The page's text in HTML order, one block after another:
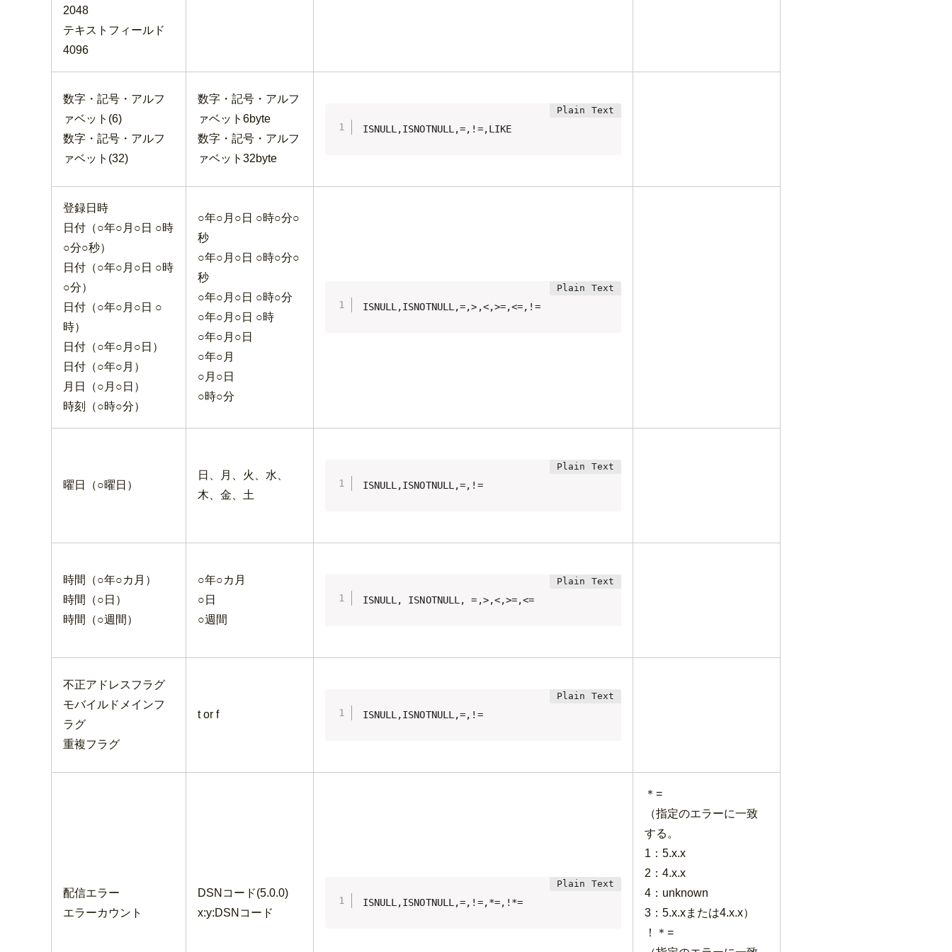
2048
テキストフィールド
4096
数字・記号・アルフ
ァベット(6)
数字・記号・アルフ
ァベット(32)
数字・記号・アルフ
ァベット6byte
数字・記号・アルフ
ァベット32byte
ISNULL,ISNOTNULL,=,!=,LIKE
登録日時
日付（○年○月○日 ○時
○分○秒）
日付（○年○月○日 ○時
○分）
日付（○年○月○日 ○
時）
日付（○年○月○日）
日付（○年○月）
月日（○月○日）
時刻（○時○分）
○年○月○日 ○時○分○
秒
○年○月○日 ○時○分○
秒
○年○月○日 ○時○分
○年○月○日 ○時
○年○月○日
○年○月
○月○日
○時○分
ISNULL,ISNOTNULL,=,>,<,>=,<=,!=
曜日（○曜日）
日、月、火、水、
木、金、土
ISNULL,ISNOTNULL,=,!=
時間（○年○カ月）
時間（○日）
時間（○週間）
○年○カ月
○日
○週間
ISNULL, ISNOTNULL, =,>,<,>=,<=
不正アドレスフラグ
モバイルドメインフ
ラグ
重複フラグ
t or f ISNULL,ISNOTNULL,=,!=
配信エラー
エラーカウント
DSNコード(5.0.0)
x:y:DSNコード
ISNULL,ISNOTNULL,=,!=,*=,!*=
＊=
（指定のエラーに一致
する。
1：5.x.x
2：4.x.x
4：unknown
3：5.x.xまたは4.x.x）
！＊=